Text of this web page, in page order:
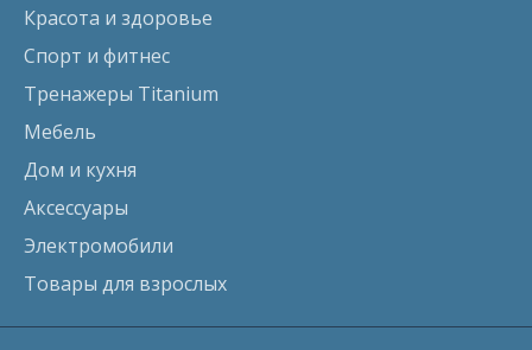
Красота и здоровье
Спорт и фитнес
Тренажеры Titanium
Мебель
Дом и кухня
Аксессуары
Электромобили
Товары для взрослых